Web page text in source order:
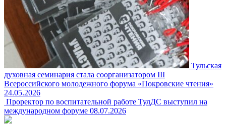
Тульская
духовная семинария стала соорганизатором III
Всероссийского молодежного форума «Покровские чтения»
24.05.2026
Проректор по воспитательной работе ТулДС выступил на
международном форуме 08.07.2026